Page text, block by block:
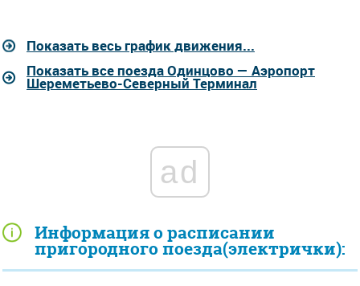
Информация о расписании
пригородного поезда(электрички):
Показать весь график движения...
Показать все поезда Одинцово — Аэропорт
Шереметьево-Северный Терминал
ad